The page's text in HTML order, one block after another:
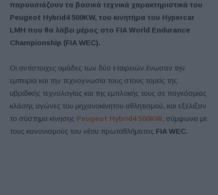
παρουσιάζουν τα βασικά τεχνικά χαρακτηριστικά του
Peugeot Hybrid4 500KW, του κινητήρα του Hypercar
LMH που θα λάβει μέρος στο FIA World Endurance
Championship (FIA WEC).
Οι αντίστοιχες ομάδες των δύο εταιρειών ένωσαν την
εμπειρία και την τεχνογνωσία τους στους τομείς της
υβριδικής τεχνολογίας και της εμπλοκής τους σε παγκόσμιας
κλάσης αγώνες του μηχανοκίνητου αθλητισμού, και εξέλιξαν
το σύστημα κίνησης Peugeot Hybrid4 500KW, σύμφωνα με
τους κανονισμούς του νέου πρωταθλήματος FIA WEC.